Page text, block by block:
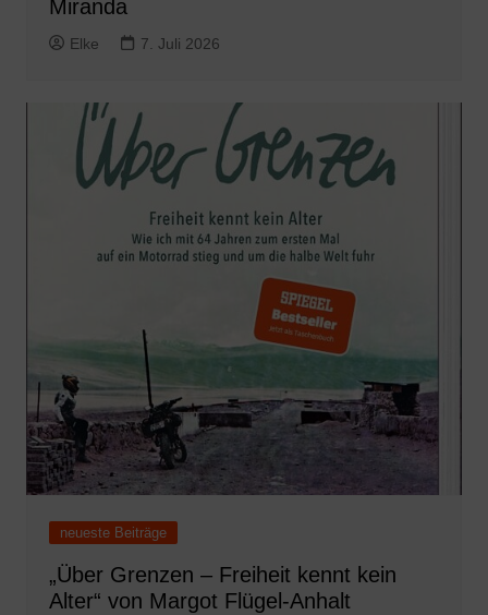
Miranda
Elke 7. Juli 2026
neueste Beiträge
„Über Grenzen – Freiheit kennt kein
Alter“ von Margot Flügel-Anhalt